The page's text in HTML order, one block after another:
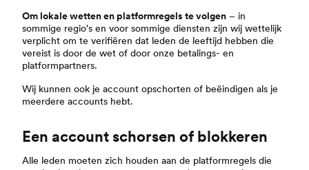
Om lokale wetten en platformregels te volgen – in
sommige regio's en voor sommige diensten zijn wij wettelijk
verplicht om te verifiëren dat leden de leeftijd hebben die
vereist is door de wet of door onze betalings- en
platformpartners.
Wij kunnen ook je account opschorten of beëindigen als je
meerdere accounts hebt.
Een account schorsen of blokkeren
Alle leden moeten zich houden aan de platformregels die